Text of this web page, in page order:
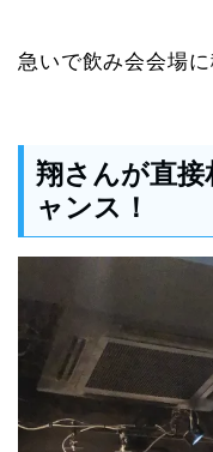
急いで飲み会会場に
翔さんが直
ャンス！